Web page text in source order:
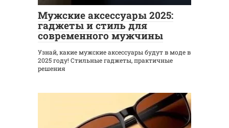
Мужские аксессуары 2025:
гаджеты и стиль для
современного мужчины
Узнай, какие мужские аксессуары будут в моде в
2025 году! Стильные гаджеты, практичные
решения